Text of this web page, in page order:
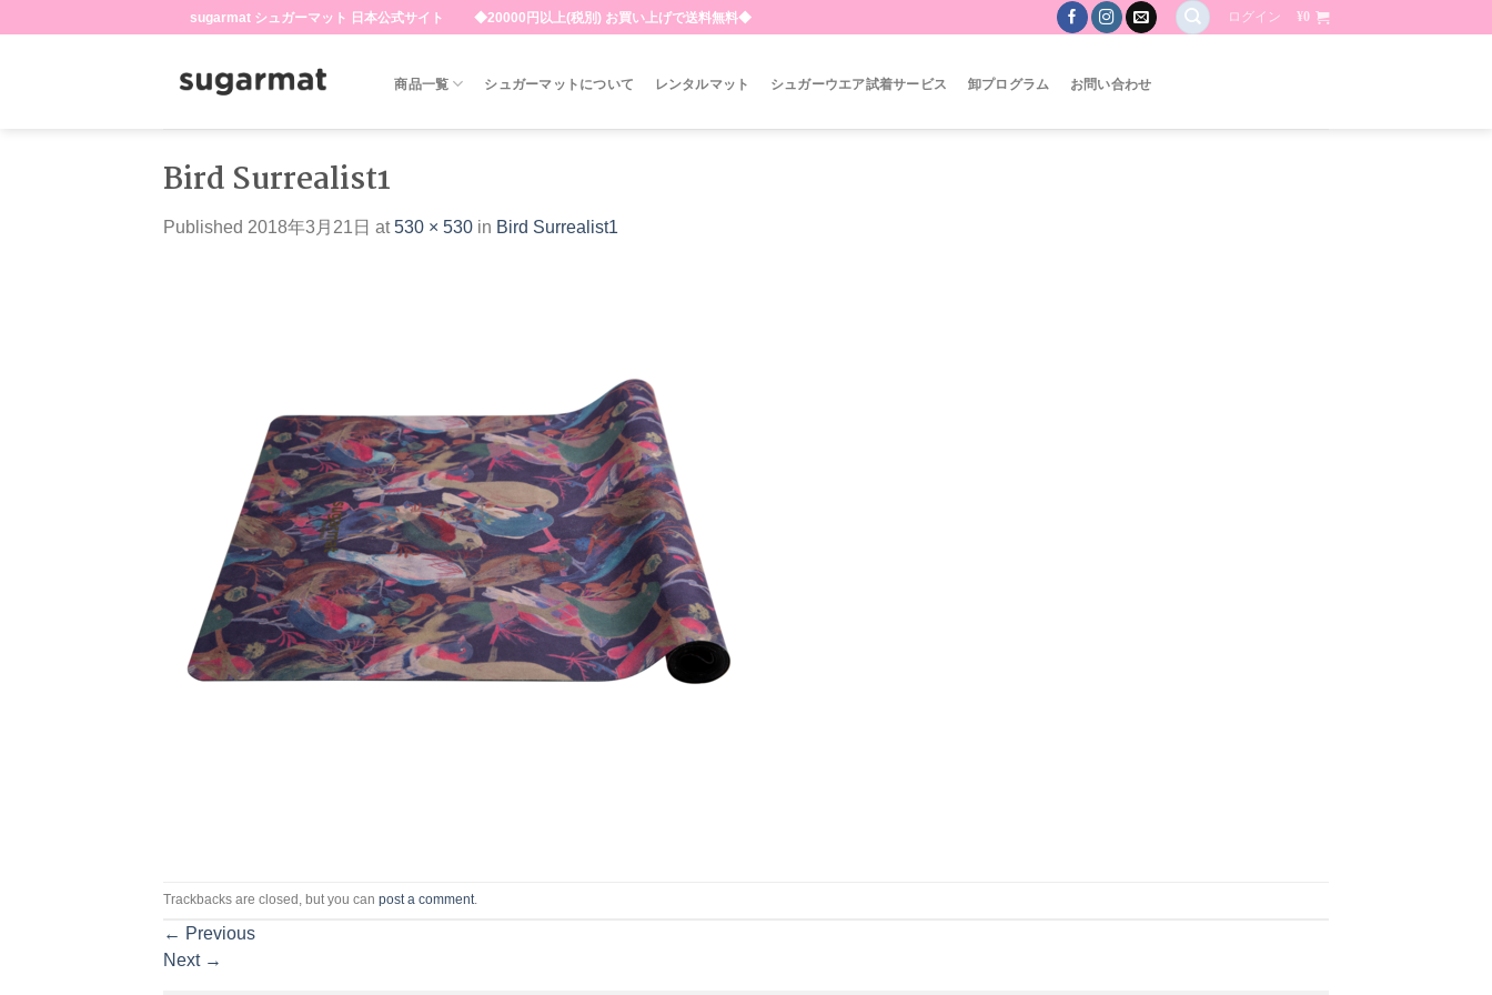
to
sugarmat シュガーマット 日本公式サイト ◆20000円以上(税別) お買い上げで送料無料◆ ログイン ¥0
商品一覧 シュガーマットについて レンタルマット シュガーウエア試着サービス 卸プログラム お問い合わせ
Bird Surrealist1
Published 2018年3月21日 at530 × 530 in Bird Surrealist1
Trackbacks are closed, but you can post a comment.
← Previous
Next →